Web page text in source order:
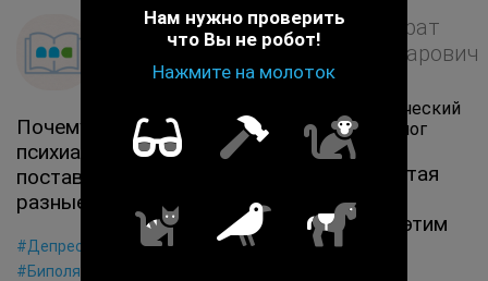
@Команда
«Майндсет»
Редакция
Почему несколько
психиатров
поставили мне
разные диагнозы?
#Депрессия
#Биполярное аффективное
@Марат
Ильдарович
Клинический
психолог
Вегето-сосудистая
дистония. Что
скрывается за этим
термином?
Нам нужно проверить
что Вы не робот!
Нажмите на молоток